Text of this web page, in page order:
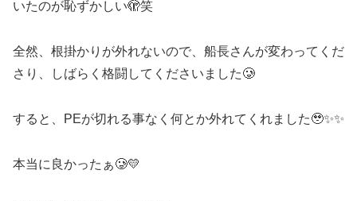
いたのが恥ずかしい🫣笑
全然、根掛かりが外れないので、船長さんが変わってくだ
さり、しばらく格闘してくださいました🥲
すると、PEが切れる事なく何とか外れてくれました🥹✨✨
本当に良かったぁ🥲💛